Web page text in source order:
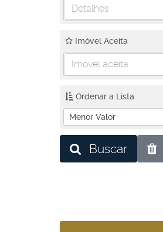
Detalhes
Imóvel Aceita
Imóvel aceita
Ordenar a Lista
Buscar